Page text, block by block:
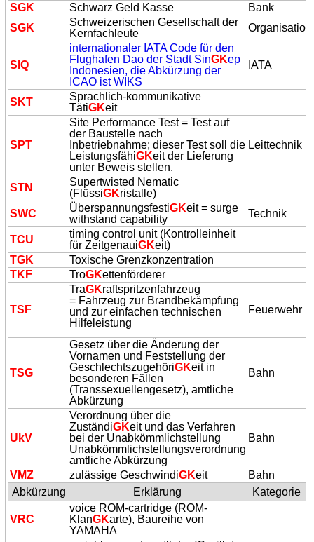
SGK Schwarz Geld Kasse
Bank
SGK
Schweizerischen Gesellschaft der
Kernfachleute
Organisation
SIQ
internationaler IATA Code für den
Flughafen Dao der Stadt SinGKep
Indonesien, die Abkürzung der
ICAO ist WIKS
IATA
SKT
Sprachlich-kommunikative
TätiGKeit
SPT
Site Performance Test = Test auf
der Baustelle nach
Inbetriebnahme; dieser Test soll die
LeistungsfähiGKeit der Lieferung
unter Beweis stellen.
Leittechnik
STN
Supertwisted Nematic
(FlüssiGKristalle)
SWC
ÜberspannungsfestiGKeit = surge
withstand capability
Technik
TCU
timing control unit (Kontrolleinheit
für ZeitgenauiGKeit)
TGK
Toxische Grenzkonzentration
TKF
TroGKettenförderer
TSF
TraGKraftspritzenfahrzeug
= Fahrzeug zur Brandbekämpfung
und zur einfachen technischen
Hilfeleistung
Feuerwehr
TSG
Gesetz über die Änderung der
Vornamen und Feststellung der
GeschlechtszugehöriGKeit in
besonderen Fällen
(Transsexuellengesetz), amtliche
Abkürzung
Bahn
UkV
Verordnung über die
ZuständiGKeit und das Verfahren
bei der Unabkömmlichstellung
Unabkömmlichstellungsverordnung,
amtliche Abkürzung
Bahn
VMZ zulässige GeschwindiGKeit
Bahn
Abkürzung
Erklärung Kategorie
VRC
voice ROM-cartridge (ROM-
KlanGKarte), Baureihe von
YAMAHA